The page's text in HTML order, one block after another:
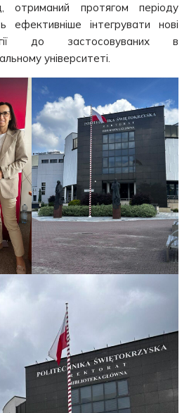
отриманий протягом періоду
ефективніше інтегрувати нові
до застосовуваних в
університеті.